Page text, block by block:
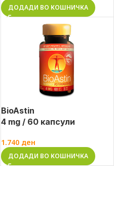
ДОДАДИ ВО КОШНИЧКА
BioAstin
4 mg / 60 капсули
1.740 ден
ДОДАДИ ВО КОШНИЧКА